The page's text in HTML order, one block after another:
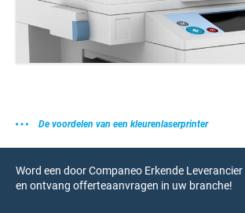
De voordelen van een kleurenlaserprinter
Word een door Companeo Erkende Leverancier
en ontvang offerteaanvragen in uw branche!